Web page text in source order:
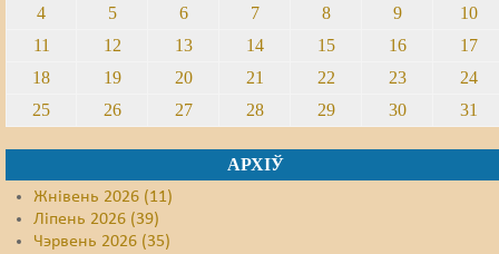
4
5 6 7 8 9
10
11
12 13 14 15 16
17
18
19 20 21 22 23
24
25
26 27 28 29 30 31
АРХІЎ
Жнівень 2026 (11)
Ліпень 2026 (39)
Чэрвень 2026 (35)